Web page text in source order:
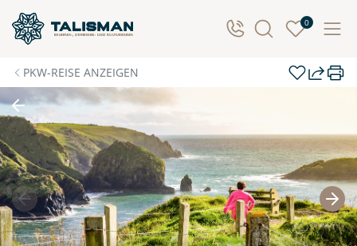
0
PKW-REISE ANZEIGEN